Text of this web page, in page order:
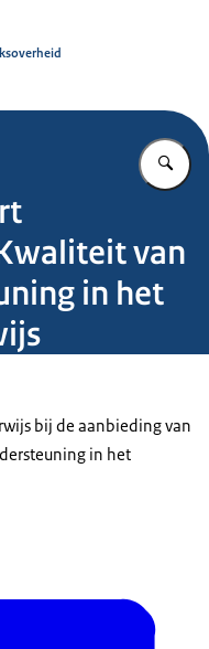
van
in het
bij de aanbieding van
in het